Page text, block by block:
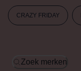
CRAZY FRIDAY
Zoek merken